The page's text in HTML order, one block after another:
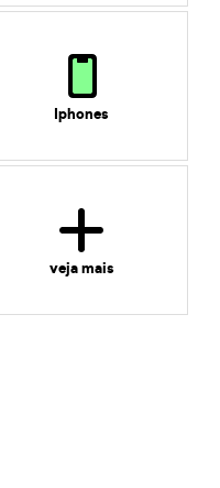
Iphones
veja mais